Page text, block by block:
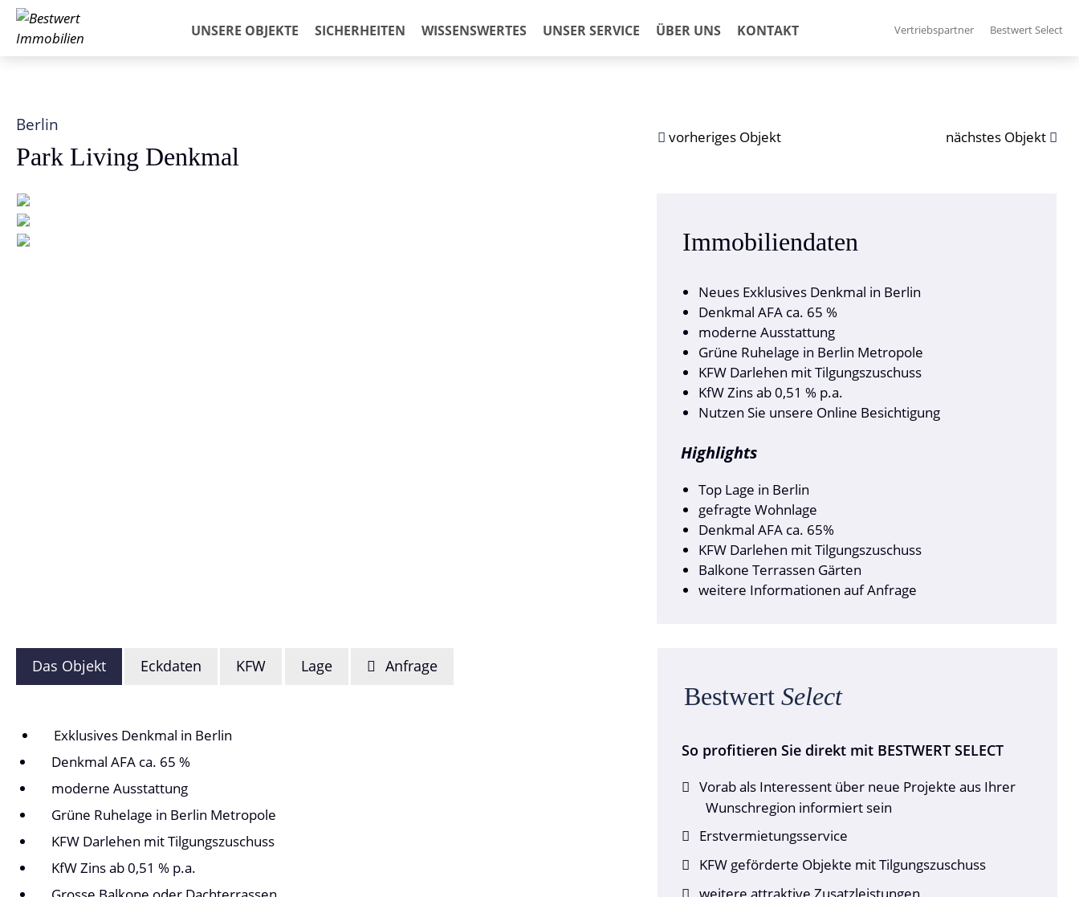
UNSERE OBJEKTE SICHERHEITEN WISSENSWERTES UNSER SERVICE ÜBER UNS KONTAKT Vertriebspartner Bestwert Select
Berlin
Park Living Denkmal
vorheriges Objekt nächstes Objekt
Immobilien­daten
Neues Exklusives Denkmal in Berlin
Denkmal AFA ca. 65 %
moderne Ausstattung
Grüne Ruhelage in Berlin Metropole
KFW Darlehen mit Tilgungszuschuss
KfW Zins ab 0,51 % p.a.
Nutzen Sie unsere Online Besichtigung
Highlights
Top Lage in Berlin
gefragte Wohnlage
Denkmal AFA ca. 65%
KFW Darlehen mit Tilgungszuschuss
Balkone Terrassen Gärten
weitere Informationen auf Anfrage
Das Objekt
Exklusives Denkmal in Berlin
Denkmal AFA ca. 65 %
moderne Ausstattung
Grüne Ruhelage in Berlin Metropole
KFW Darlehen mit Tilgungszuschuss
KfW Zins ab 0,51 % p.a.
Eckdaten KFW Lage Anfrage
Bestwert Select
So profitieren Sie direkt mit BESTWERT SELECT
Vorab als Interessent über neue Projekte aus Ihrer
Wunschregion informiert sein
Erstvermietungsservice
KFW geförderte Objekte mit Tilgungszuschuss